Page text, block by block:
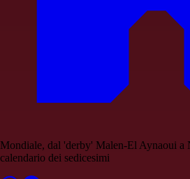
Mondiale, dal 'derby' Malen-El Aynaoui a
calendario dei sedicesimi